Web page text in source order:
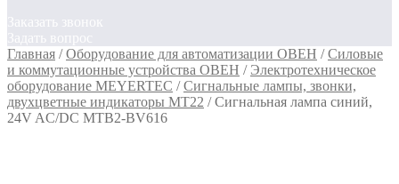
Заказать звонок
Задать вопрос
Главная /Оборудование для автоматизации ОВЕН /Силовые
и коммутационные устройства ОВЕН / Электротехническое
оборудование MEYERTEC /Сигнальные лампы, звонки,
двухцветные индикаторы MT22 /Сигнальная лампа синий,
24V AC/DC MTB2-BV616